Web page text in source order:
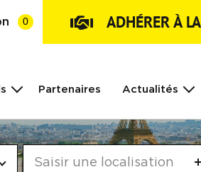
0 ADHÉRER À
Partenaires Actualités